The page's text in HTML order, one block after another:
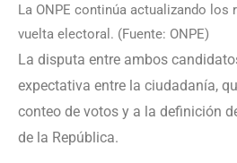
La ONPE continúa actualizando los
vuelta electoral. (Fuente: ONPE)
La disputa entre ambos
expectativa entre la ciudadanía,
conteo de votos y a la definición
de la República.